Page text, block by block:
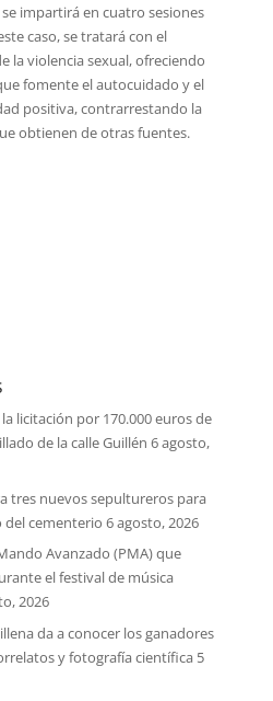
se impartirá en cuatro sesiones
caso, se tratará con el
la violencia sexual, ofreciendo
fomente el autocuidado y el
positiva, contrarrestando la
obtienen de otras fuentes.
licitación por 170.000 euros de
de la calle Guillén 6 agosto,
tres nuevos sepultureros para
del cementerio 6 agosto, 2026
Avanzado (PMA) que
el festival de música
2026
da a conocer los ganadores
y fotografía científica 5